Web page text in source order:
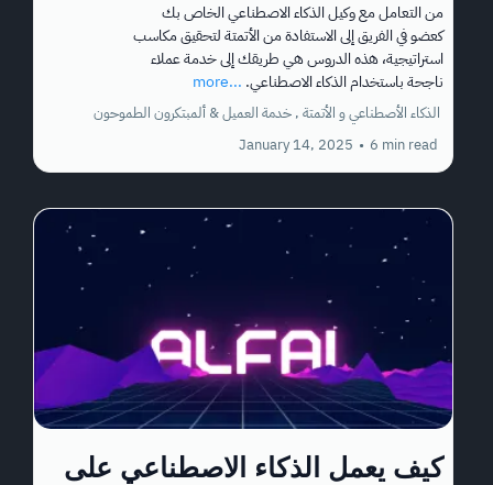
من التعامل مع وكيل الذكاء الاصطناعي الخاص بك
كعضو في الفريق إلى الاستفادة من الأتمتة لتحقيق مكاسب
استراتيجية، هذه الدروس هي طريقك إلى خدمة عملاء
ناجحة باستخدام الذكاء الاصطناعي. ...more
الذكاء الأصطناعي و الأتمتة , خدمة العميل & ألمبتكرون الطموحون
January 14, 2025 • 6 min read
كيف يعمل الذكاء الاصطناعي على